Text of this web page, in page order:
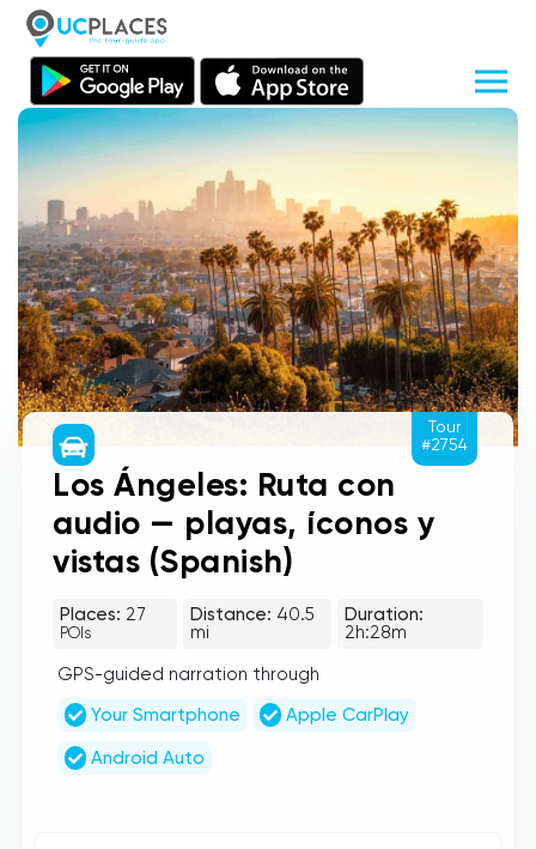
Los Ángeles: Ruta con
audio — playas, íconos y
vistas (Spanish)
Places: 27
POIs
Distance: 40.5
mi
Duration:
2h:28m
GPS-guided narration through
Your Smartphone
Apple CarPlay
Android Auto
Tour
#2754